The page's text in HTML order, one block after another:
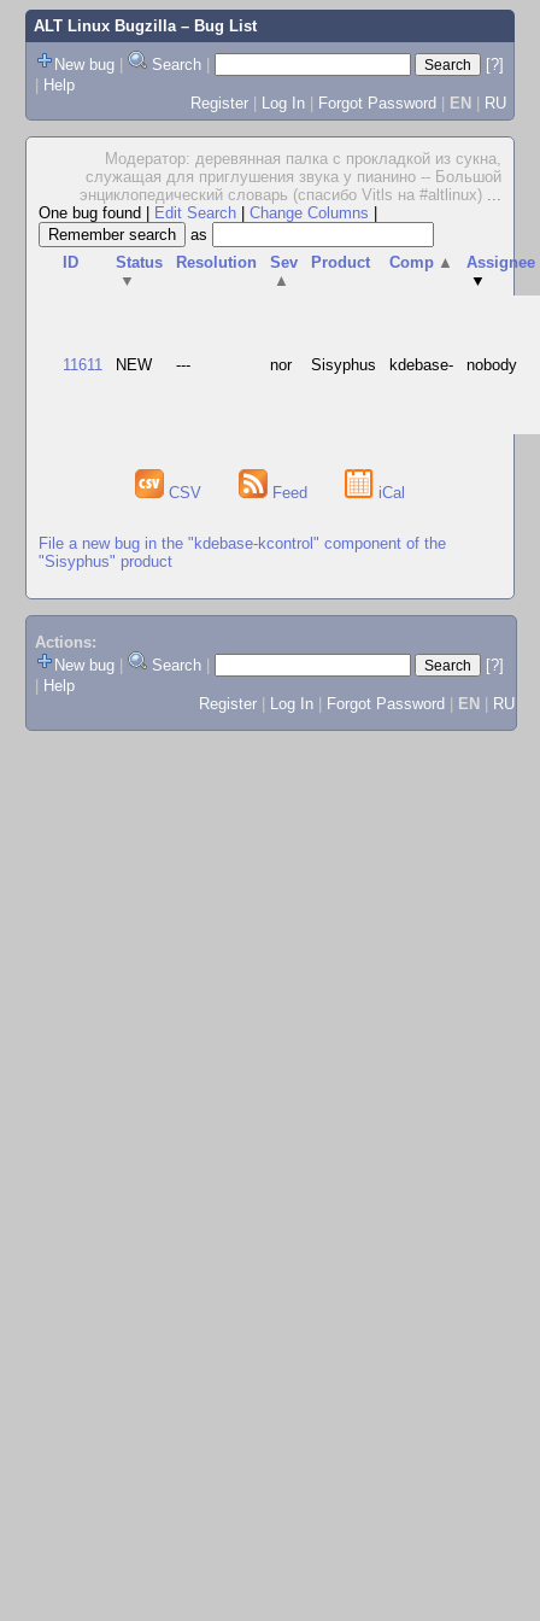
ALT Linux Bugzilla– Bug List
New bug | Search |
[?]
| Help
Register | Log In | Forgot Password | EN | RU
Модератор: деревянная палка с прокладкой из сукна,
служащая для приглушения звука у пианино -- Большой
энциклопедический словарь (спасибо Vitls на #altlinux) ...
One bug found
Edit Search Change Columns
as
ID
Status
▼
Resolution
Sev
▲
Product Comp ▲
Assignee
▼
11611 NEW --- nor Sisyphus kdebase- nobody
CSV Feed iCal
File a new bug in the "kdebase-kcontrol" component of the
"Sisyphus" product
Actions:
New bug
Search
[?]
Help
Register
Log In Forgot Password EN RU